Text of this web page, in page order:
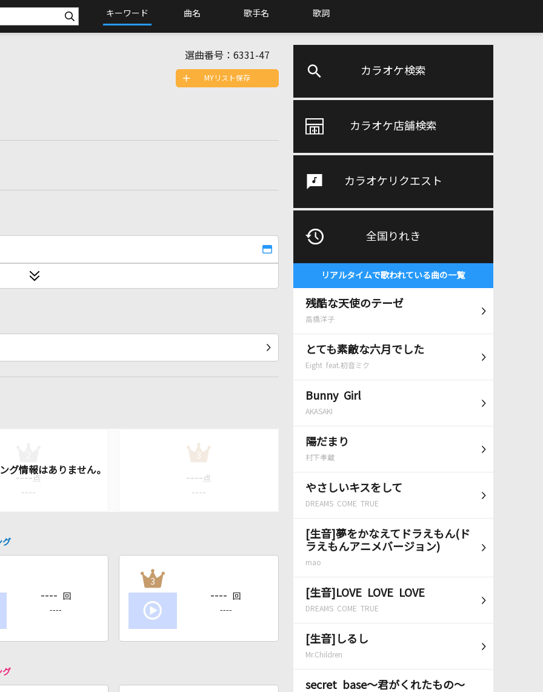
キーワード 曲名 歌手名 歌詞
カラオケ検索
カラオケ店舗検索
カラオケリクエスト
全国りれき
リアルタイムで歌われている曲の一覧
残酷な天使のテーゼ
高橋洋子
とても素敵な六月でした
Eight feat.初音ミク
Bunny Girl
AKASAKI
陽だまり
村下孝蔵
やさしいキスをして
DREAMS COME TRUE
[生音]夢をかなえてドラえもん(ド
ラえもんアニメバージョン)
mao
[生音]LOVE LOVE LOVE
DREAMS COME TRUE
[生音]しるし
Mr.Children
secret base～君がくれたもの～
選曲番号： 6331-47
MYリスト保存
---- 点
----
3
---- 点
----
グ
---- 回
----
3
---- 回
----
グ